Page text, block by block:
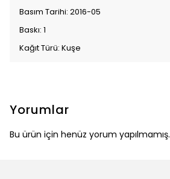
Basım Tarihi: 2016-05
Baskı: 1
Kağıt Türü: Kuşe
Yorumlar
Bu ürün için henüz yorum yapılmamış.